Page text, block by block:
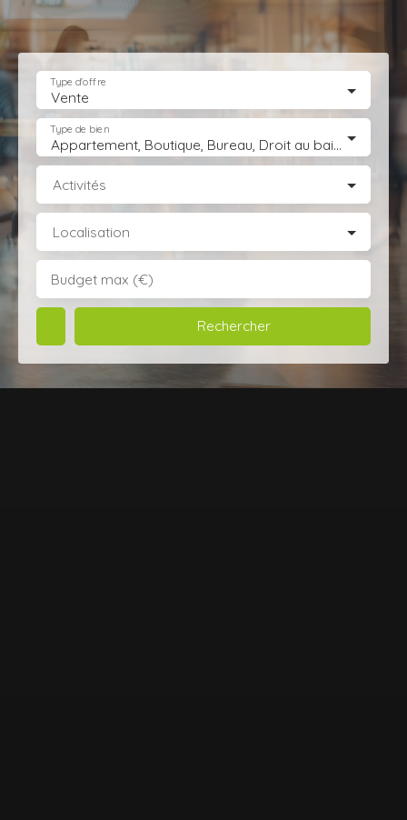
Vente
Type d'offre
Appartement, Boutique, Bureau, Droit au bail, Entrepôt, Fonds de commerce, Hôtel, hébergement, Immeuble, Immobilier Pro, Local commercial, Local professionnel, Local industriel, Magasin, boutique, Terrain Industriel, Terrain Constructible, Transmission d'entreprise
Type de bien
Activités
Localisation
Budget max (€)
Rechercher